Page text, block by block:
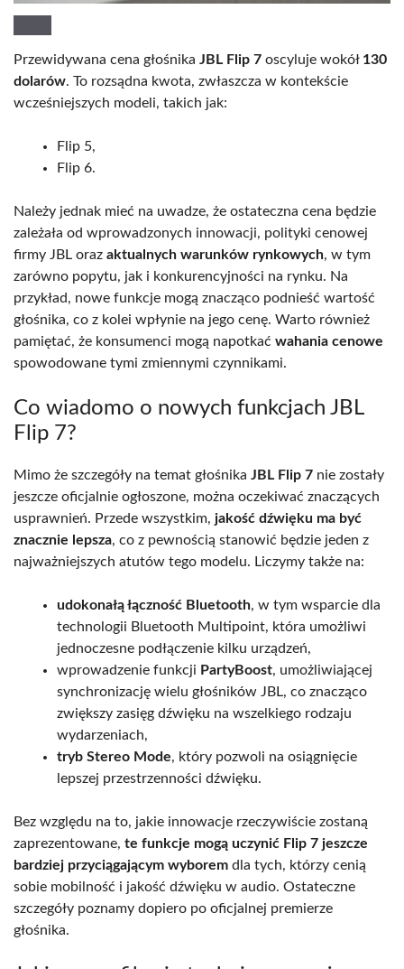
Przewidywana cena głośnika JBL Flip 7 oscyluje wokół 130
dolarów. To rozsądna kwota, zwłaszcza w kontekście
wcześniejszych modeli, takich jak:
Flip 5,
Flip 6.
Należy jednak mieć na uwadze, że ostateczna cena będzie
zależała od wprowadzonych innowacji, polityki cenowej
firmy JBL oraz aktualnych warunków rynkowych, w tym
zarówno popytu, jak i konkurencyjności na rynku. Na
przykład, nowe funkcje mogą znacząco podnieść wartość
głośnika, co z kolei wpłynie na jego cenę. Warto również
pamiętać, że konsumenci mogą napotkać wahania cenowe
spowodowane tymi zmiennymi czynnikami.
Co wiadomo o nowych funkcjach JBL
Flip 7?
Mimo że szczegóły na temat głośnika JBL Flip 7 nie zostały
jeszcze oficjalnie ogłoszone, można oczekiwać znaczących
usprawnień. Przede wszystkim, jakość dźwięku ma być
znacznie lepsza, co z pewnością stanowić będzie jeden z
najważniejszych atutów tego modelu. Liczymy także na:
udokonałą łączność Bluetooth, w tym wsparcie dla
technologii Bluetooth Multipoint, która umożliwi
jednoczesne podłączenie kilku urządzeń,
wprowadzenie funkcji PartyBoost, umożliwiającej
synchronizację wielu głośników JBL, co znacząco
zwiększy zasięg dźwięku na wszelkiego rodzaju
wydarzeniach,
tryb Stereo Mode, który pozwoli na osiągnięcie
lepszej przestrzenności dźwięku.
Bez względu na to, jakie innowacje rzeczywiście zostaną
zaprezentowane, te funkcje mogą uczynić Flip 7 jeszcze
bardziej przyciągającym wyborem dla tych, którzy cenią
sobie mobilność i jakość dźwięku w audio. Ostateczne
szczegóły poznamy dopiero po oficjalnej premierze
głośnika.